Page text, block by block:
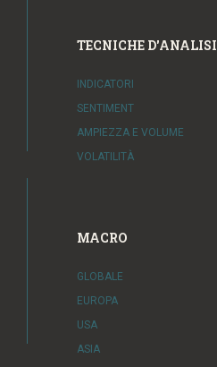
TECNICHE D'ANALISI
INDICATORI
SENTIMENT
AMPIEZZA E VOLUME
VOLATILITÀ
MACRO
GLOBALE
EUROPA
USA
ASIA